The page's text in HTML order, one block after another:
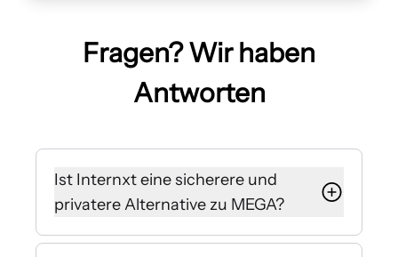
Fragen? Wir haben
Antworten
Ist Internxt eine sicherere und
privatere Alternative zu MEGA?
Ja, Internxt ist eine sicherere und